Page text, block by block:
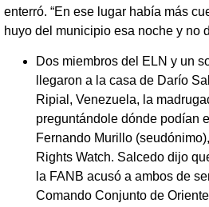
enterró. “En ese lugar había más
huyo del municipio esa noche y no
Dos miembros del ELN y un
llegaron a la casa de Darío
Ripial, Venezuela, la
preguntándole dónde podían
Fernando Murillo
Rights Watch. Salcedo dijo
la FANB acusó a ambos de
Comando Conjunto de